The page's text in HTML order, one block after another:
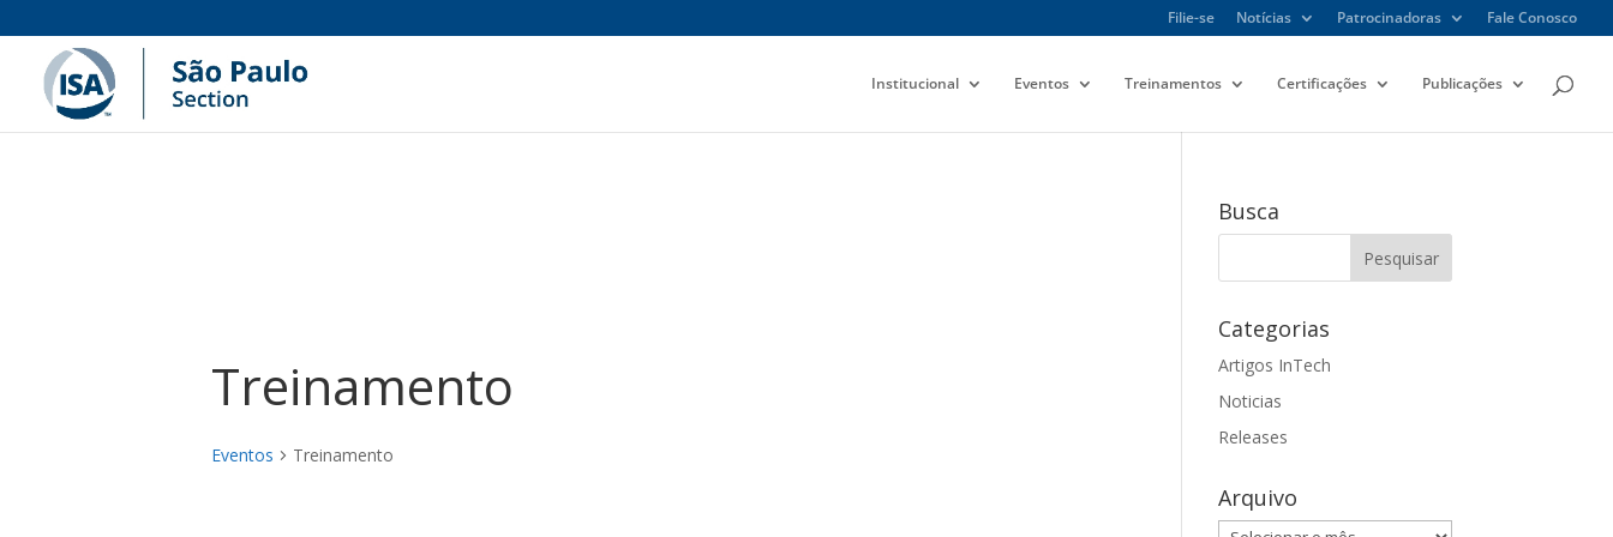
Filie-se Notícias Patrocinadoras Fale Conosco
Institucional Eventos Treinamentos Certificações Publicações
Treinamento
Eventos Treinamento
Busca
Categorias
Artigos InTech
Noticias
Releases
Arquivo